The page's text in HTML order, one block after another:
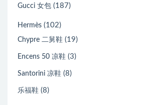
Gucci 女包 (187)
Hermès (102)
Chypre 二舅鞋 (19)
Encens 50 凉鞋 (3)
Santorini 凉鞋 (8)
乐福鞋 (8)